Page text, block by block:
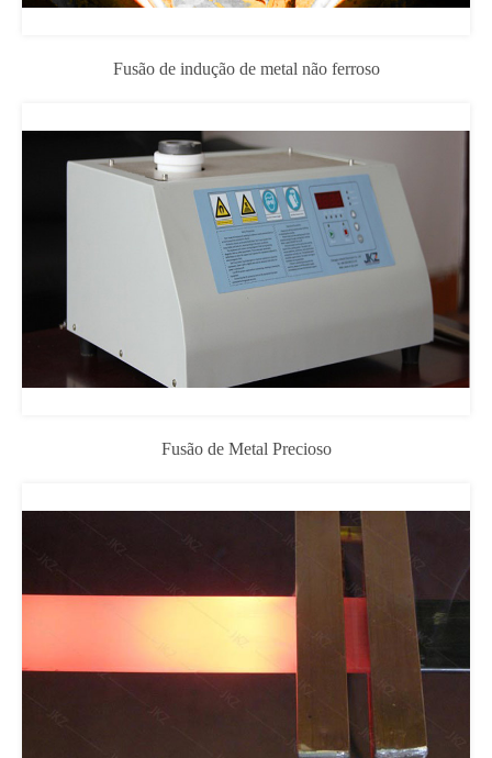
Fusão de indução de metal não ferroso
Fusão de Metal Precioso